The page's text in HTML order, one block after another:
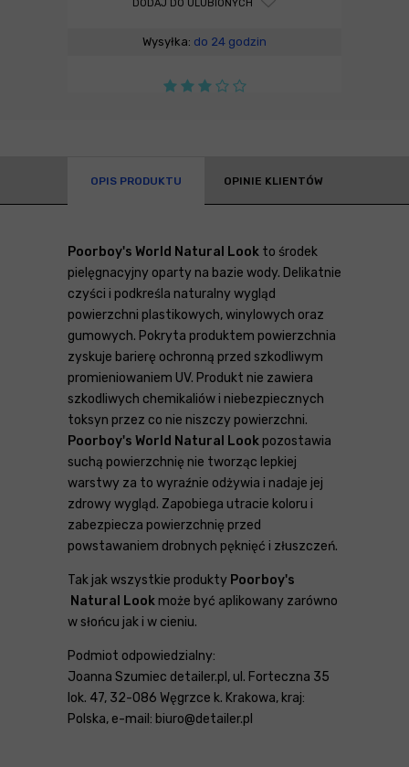
DODAJ DO ULUBIONYCH
Wysyłka: do 24 godzin
OPIS PRODUKTU OPINIE KLIENTÓW
Poorboy's World Natural Look to środek
pielęgnacyjny oparty na bazie wody. Delikatnie
czyści i podkreśla naturalny wygląd
powierzchni plastikowych, winylowych oraz
gumowych. Pokryta produktem powierzchnia
zyskuje barierę ochronną przed szkodliwym
promieniowaniem UV. Produkt nie zawiera
szkodliwych chemikaliów i niebezpiecznych
toksyn przez co nie niszczy powierzchni.
Poorboy's World Natural Look pozostawia
suchą powierzchnię nie tworząc lepkiej
warstwy za to wyraźnie odżywia i nadaje jej
zdrowy wygląd. Zapobiega utracie koloru i
zabezpiecza powierzchnię przed
powstawaniem drobnych pęknięć i złuszczeń.
Tak jak wszystkie produkty Poorboy's
Natural Look może być aplikowany zarówno
w słońcu jak i w cieniu.
Podmiot odpowiedzialny:
Joanna Szumiec detailer.pl, ul. Forteczna 35
lok. 47, 32-086 Węgrzce k. Krakowa, kraj:
Polska, e-mail: biuro@detailer.pl